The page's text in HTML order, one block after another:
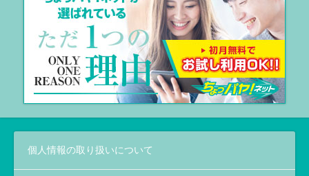
個人情報の取り扱いについて